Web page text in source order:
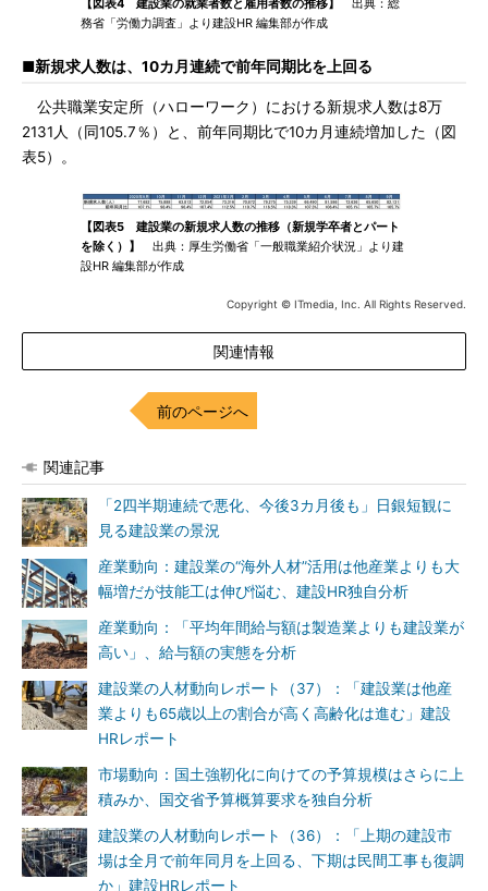
【図表4 建設業の就業者数と雇用者数の推移】
出典：総
務省「労働力調査」より建設HR 編集部が作成
■新規求人数は、10カ月連続で前年同期比を上回る
公共職業安定所（ハローワーク）における新規求人数は8万
2131人（同105.7％）と、前年同期比で10カ月連続増加した（図
表5）。
【図表5 建設業の新規求人数の推移（新規学卒者とパート
を除く）】
出典：厚生労働省「一般職業紹介状況」より建
設HR 編集部が作成
Copyright © ITmedia, Inc. All Rights Reserved.
関連情報
前のページへ
関連記事
「2四半期連続で悪化、今後3カ月後も」日銀短観に
見る建設業の景況
産業動向：建設業の“海外人材”活用は他産業よりも大
幅増だが技能工は伸び悩む、建設HR独自分析
産業動向：「平均年間給与額は製造業よりも建設業が
高い」、給与額の実態を分析
建設業の人材動向レポート（37）：「建設業は他産
業よりも65歳以上の割合が高く高齢化は進む」建設
HRレポート
市場動向：国土強靭化に向けての予算規模はさらに上
積みか、国交省予算概算要求を独自分析
建設業の人材動向レポート（36）：「上期の建設市
場は全月で前年同月を上回る、下期は民間工事も復調
か」建設HRレポート